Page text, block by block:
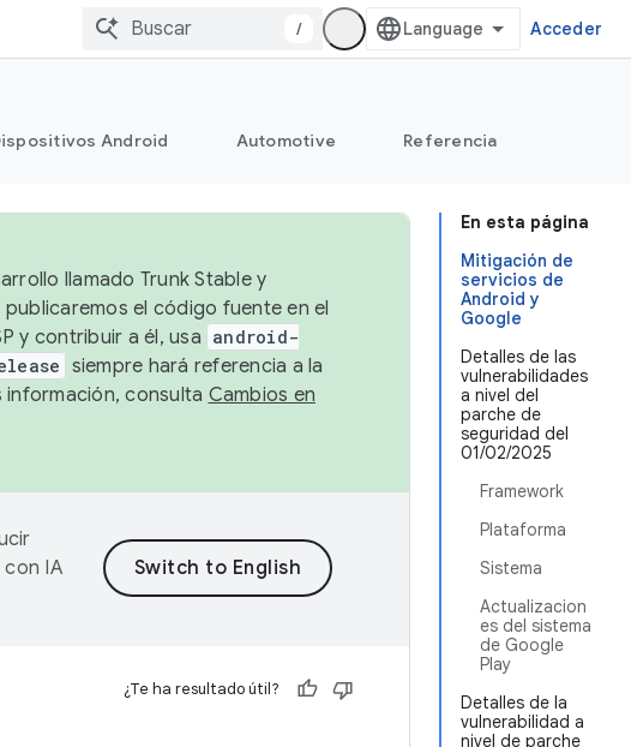
/ Acceder
Android Automotive Referencia
En esta página
Mitigación de
servicios de
Android y
Google
Detalles de las
vulnerabilidades
a nivel del
parche de
seguridad del
01/02/2025
Framework
Plataforma
Sistema
Actualizacion
es del sistema
de Google
Play
Detalles de la
vulnerabilidad a
nivel de parche
llamado Trunk Stable y
el código fuente en el
y contribuir a él, usa android-
siempre hará referencia a la
información, consulta Cambios en
IA
¿Te ha resultado útil?